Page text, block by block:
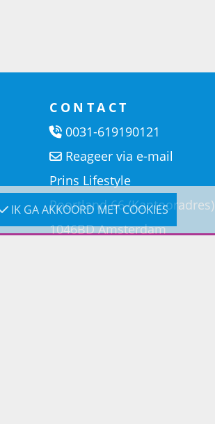
IK GA AKKOORD MET COOKIES
CONTACT
0031-619190121
Reageer via e-mail
Prins Lifestyle
Poortland 66 (Kantooradres)
1046BD Amsterdam